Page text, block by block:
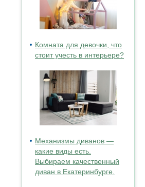
Комната для девочки, что
стоит учесть в интерьере?
Механизмы диванов —
какие виды есть.
Выбираем качественный
диван в Екатеринбурге.